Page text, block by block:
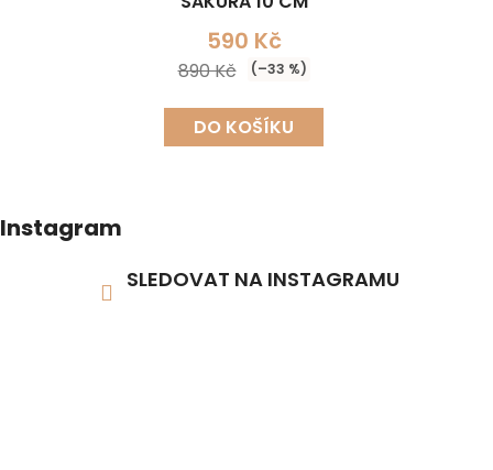
590 Kč
890 Kč (–33 %)
DO KOŠÍKU
Instagram
SLEDOVAT NA INSTAGRAMU